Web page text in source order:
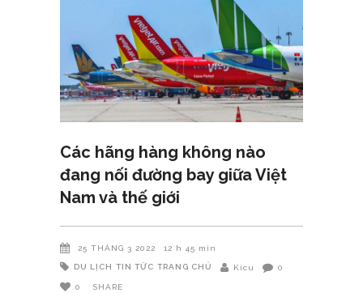
Các hãng hàng không nào
đang nối đường bay giữa Việt
Nam và thế giới
25 THÁNG 3 2022 12 h 45 min
DU LỊCH TIN TỨC TRANG CHỦ Kicu 0
0 SHARE